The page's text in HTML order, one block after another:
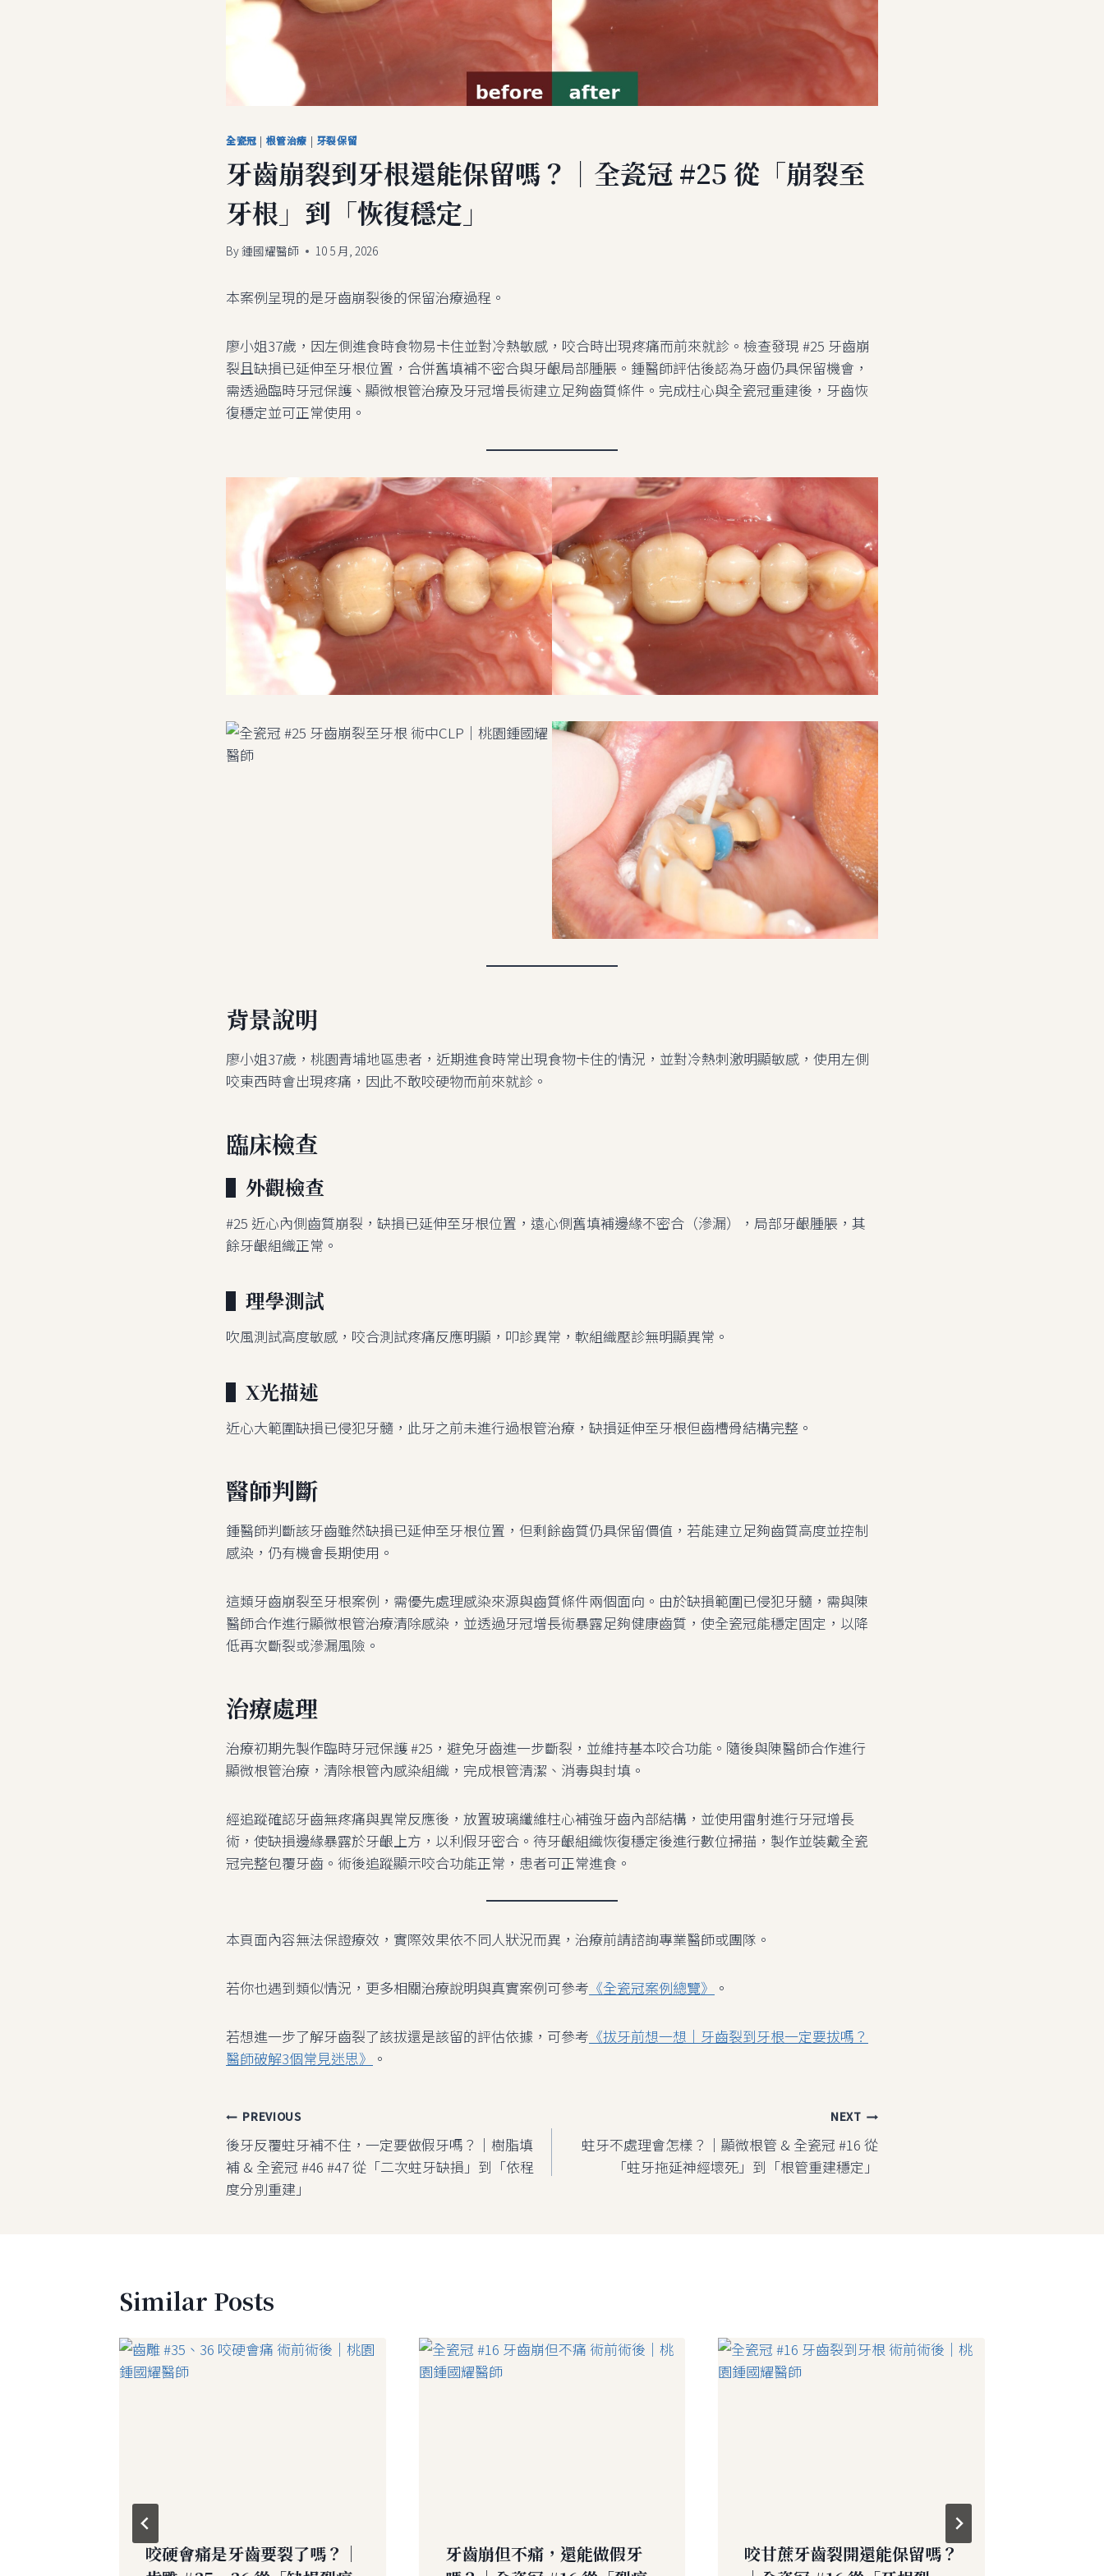
全瓷冠 | 根管治療 | 牙裂保留
牙齒崩裂到牙根還能保留嗎？｜全瓷冠 #25 從「崩裂至
牙根」到「恢復穩定」
By鍾國耀醫師 10 5 月, 2026
本案例呈現的是牙齒崩裂後的保留治療過程。
廖小姐37歲，因左側進食時食物易卡住並對冷熱敏感，咬合時出現疼痛而前來就診。檢查發現 #25 牙齒崩
裂且缺損已延伸至牙根位置，合併舊填補不密合與牙齦局部腫脹。鍾醫師評估後認為牙齒仍具保留機會，
需透過臨時牙冠保護、顯微根管治療及牙冠增長術建立足夠齒質條件。完成柱心與全瓷冠重建後，牙齒恢
復穩定並可正常使用。
背景說明
廖小姐37歲，桃園青埔地區患者，近期進食時常出現食物卡住的情況，並對冷熱刺激明顯敏感，使用左側
咬東西時會出現疼痛，因此不敢咬硬物而前來就診。
臨床檢查
▌外觀檢查
#25 近心內側齒質崩裂，缺損已延伸至牙根位置，遠心側舊填補邊緣不密合（滲漏），局部牙齦腫脹，其
餘牙齦組織正常。
▌理學測試
吹風測試高度敏感，咬合測試疼痛反應明顯，叩診異常，軟組織壓診無明顯異常。
▌X光描述
近心大範圍缺損已侵犯牙髓，此牙之前未進行過根管治療，缺損延伸至牙根但齒槽骨結構完整。
醫師判斷
鍾醫師判斷該牙齒雖然缺損已延伸至牙根位置，但剩餘齒質仍具保留價值，若能建立足夠齒質高度並控制
感染，仍有機會長期使用。
這類牙齒崩裂至牙根案例，需優先處理感染來源與齒質條件兩個面向。由於缺損範圍已侵犯牙髓，需與陳
醫師合作進行顯微根管治療清除感染，並透過牙冠增長術暴露足夠健康齒質，使全瓷冠能穩定固定，以降
低再次斷裂或滲漏風險。
治療處理
治療初期先製作臨時牙冠保護 #25，避免牙齒進一步斷裂，並維持基本咬合功能。隨後與陳醫師合作進行
顯微根管治療，清除根管內感染組織，完成根管清潔、消毒與封填。
經追蹤確認牙齒無疼痛與異常反應後，放置玻璃纖維柱心補強牙齒內部結構，並使用雷射進行牙冠增長
術，使缺損邊緣暴露於牙齦上方，以利假牙密合。待牙齦組織恢復穩定後進行數位掃描，製作並裝戴全瓷
冠完整包覆牙齒。術後追蹤顯示咬合功能正常，患者可正常進食。
本頁面內容無法保證療效，實際效果依不同人狀況而異，治療前請諮詢專業醫師或團隊。
若你也遇到類似情況，更多相關治療說明與真實案例可參考 《全瓷冠案例總覽》 。
若想進一步了解牙齒裂了該拔還是該留的評估依據，可參考 《拔牙前想一想｜牙齒裂到牙根一定要拔嗎？
醫師破解3個常見迷思》 。
文
章
導
PREVIOUS
後牙反覆蛀牙補不住，一定要做假牙嗎？｜樹脂填
補 & 全瓷冠 #46 #47 從「二次蛀牙缺損」到「依程
度分別重建」
NEXT
蛀牙不處理會怎樣？｜顯微根管 & 全瓷冠 #16 從
「蛀牙拖延神經壞死」到「根管重建穩定」
Similar Posts
咬硬會痛是牙齒要裂了嗎？｜
牙齒崩但不痛，還能做假牙
咬甘蔗牙齒裂開還能保留嗎？